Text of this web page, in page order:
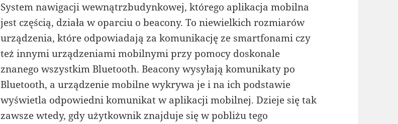
System nawigacji wewnątrzbudynkowej, którego aplikacja mobilna
jest częścią, działa w oparciu o beacony. To niewielkich rozmiarów
urządzenia, które odpowiadają za komunikację ze smartfonami czy
też innymi urządzeniami mobilnymi przy pomocy doskonale
znanego wszystkim Bluetooth. Beacony wysyłają komunikaty po
Bluetooth, a urządzenie mobilne wykrywa je i na ich podstawie
wyświetla odpowiedni komunikat w aplikacji mobilnej. Dzieje się tak
zawsze wtedy, gdy użytkownik znajduje się w pobliżu tego